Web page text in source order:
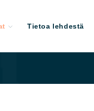
Tietoa lehdestä